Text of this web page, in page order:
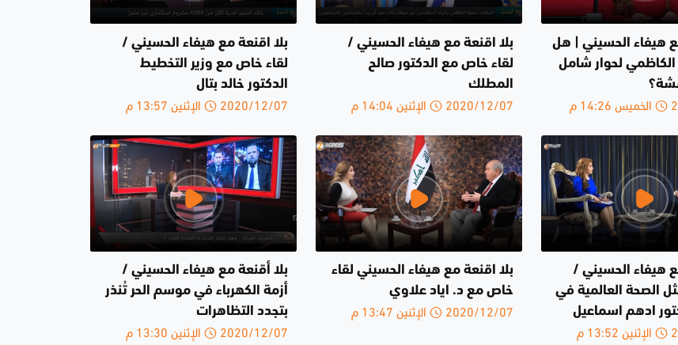
هيفاء الحسيني | هل
لحوار شامل
م
بلا اقنعة مع هيفاء الحسيني /
لقاء خاص مع الدكتور صالح
المطلك
2020/12/07 الإثنين 14:04 م
بلا اقنعة مع هيفاء الحسيني /
لقاء خاص مع وزير التخطيط
الدكتور خالد بتال
2020/12/07 الإثنين 13:57 م
هيفاء الحسيني /
الصحة العالمية في
ادهم اسماعيل
م
بلا اقنعة مع هيفاء الحسيني لقاء
خاص مع د. اياد علاوي
2020/12/07 الإثنين 13:47 م
بلا أقنعة مع هيفاء الحسيني /
أزمة الكهرباء في موسم الحر تُنذر
بتجدد التظاهرات
2020/12/07 الإثنين 13:30 م